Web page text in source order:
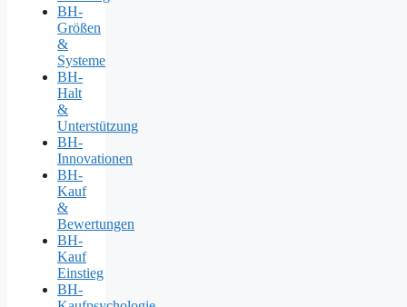
BH-
Größen
&
Systeme
BH-
Halt
&
Unterstützung
BH-
Innovationen
BH-
Kauf
&
Bewertungen
BH-
Kauf
Einstieg
BH-